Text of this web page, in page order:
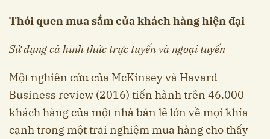
Thói quen mua sắm của khách hàng hiện đại
Sử dụng cả hình thức trực tuyến và ngoại tuyến
Một nghiên cứu của McKinsey và Havard
Business review (2016) tiến hành trên 46.000
khách hàng của một nhà bán lẻ lớn về mọi khía
cạnh trong một trải nghiệm mua hàng cho thấy